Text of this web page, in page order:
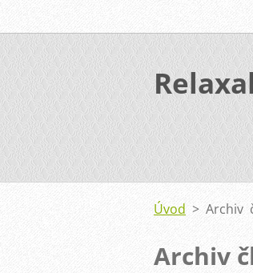
Úvod > Archiv
Archiv